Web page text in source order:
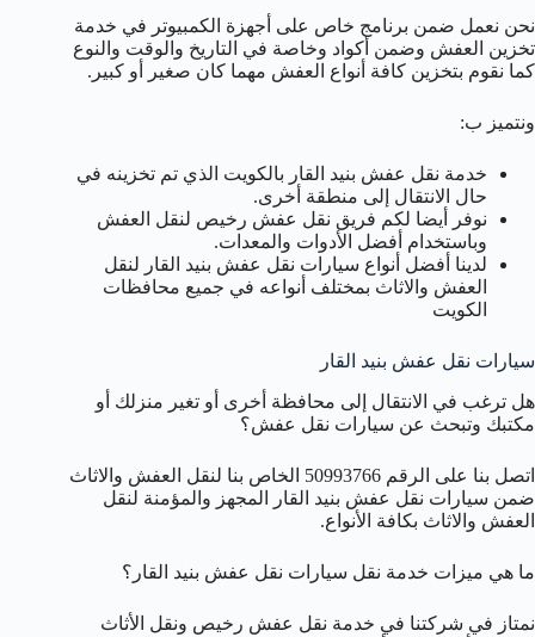
نحن نعمل ضمن برنامج خاص على أجهزة الكمبيوتر في خدمة
تخزين العفش وضمن أكواد وخاصة في التاريخ والوقت والنوع
كما نقوم بتخزين كافة أنواع العفش مهما كان صغير أو كبير.
ونتميز ب:
خدمة نقل عفش بنيد القار بالكويت الذي تم تخزينه في
حال الانتقال إلى منطقة أخرى.
نوفر أيضا لكم فريق نقل عفش رخيص لنقل العفش
وباستخدام أفضل الأدوات والمعدات.
لدينا أفضل أنواع سيارات نقل عفش بنيد القار لنقل
العفش والاثاث بمختلف أنواعه في جميع محافظات
الكويت
سيارات نقل عفش بنيد القار
هل ترغب في الانتقال إلى محافظة أخرى أو تغير منزلك أو
مكتبك وتبحث عن سيارات نقل عفش؟
اتصل بنا على الرقم 50993766 الخاص بنا لنقل العفش والاثاث
ضمن سيارات نقل عفش بنيد القار المجهز والمؤمنة لنقل
العفش والاثاث بكافة الأنواع.
ما هي ميزات خدمة نقل سيارات نقل عفش بنيد القار؟
نمتاز في شركتنا في خدمة نقل عفش رخيص ونقل الأثاث